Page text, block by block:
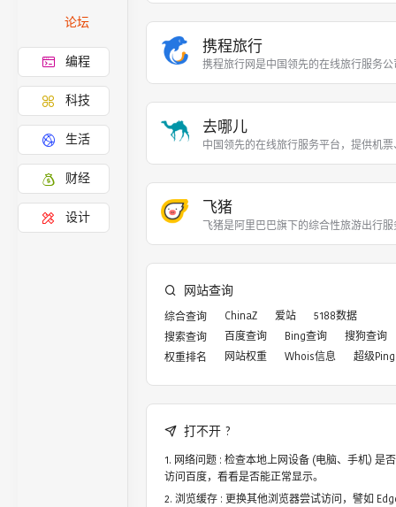
论坛
编程
科技
生活
财经
设计
携程旅行
携程旅行网是中国领先的在线旅行服务
去哪儿
中国领先的在线旅行服务平台，提供机
飞猪
飞猪是阿里巴巴旗下的综合性旅游出行
网站查询
综合查询 ChinaZ 爱站
5188数据
搜索查询
百度查询 Bing查询
搜狗查询
权重排名
网站权重 Whois信息 超级Ping
打不开 ?
网络问题 : 检查本地上网设备 (电脑、手机) 是
访问百度，看看是否能正常显示。
浏览缓存 : 更换其他浏览器尝试访问，譬如